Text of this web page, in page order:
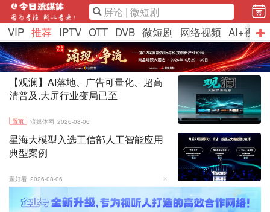
VIP 推荐 IPTV OTT DVB 微短剧 网络视频 AI+视听
【观澜】AI落地、广告可量化、超高
清普及,大屏行业变局已至
置顶 流媒体网 2026-08-06
星海大模型入选工信部人工智能应用
典型案例
聚好看 2026-08-06